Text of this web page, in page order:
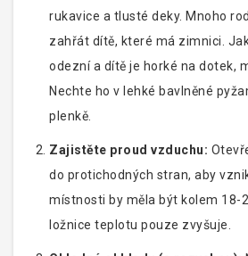
rukavice a tlusté deky. Mnoho
zahřát dítě, které má zimnici.
odezní a dítě je horké na dotek,
Nechte ho v lehké bavlněné
plenkě.
Zajistěte proud vzduchu:
do protichodných stran, aby
místnosti by měla být kolem 18-
ložnice teplotu pouze zvyšuje.